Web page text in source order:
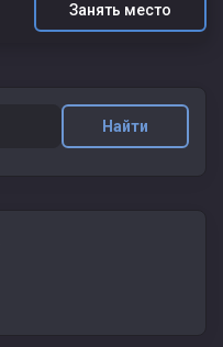
Занять место
Найти